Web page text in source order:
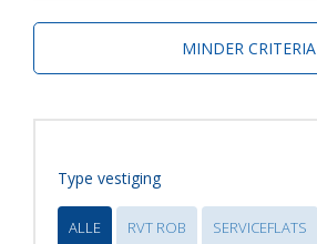
MINDER CRITERIA
Type vestiging
ALLE RVT ROB SERVICEFLATS